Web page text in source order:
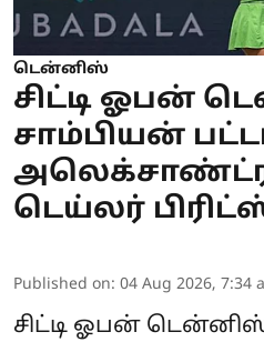
டென்னிஸ்
சிட்டி ஓபன்
சாம்பியன்
டெய்லர்
Published on: 04 Aug 2026, 7:34
சிட்டி ஓபன்